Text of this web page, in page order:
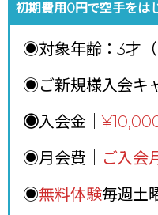
初期費用0円で空手をは
◉対象年齢：3才
◉ご新規様入会キ
◉入会金｜
◉月会費｜
ご入会
◉無料体験毎週土